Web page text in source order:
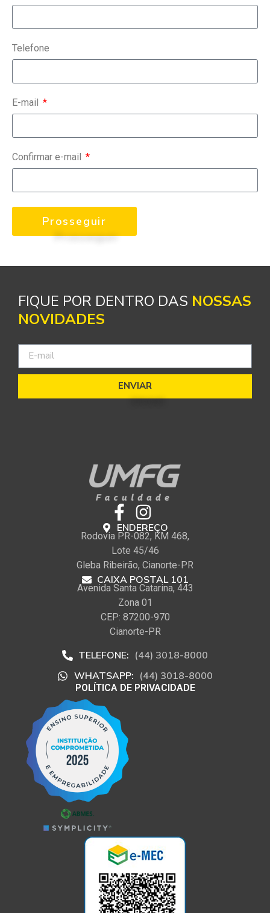
Telefone
E-mail
Confirmar e-mail
Prosseguir
FIQUE POR DENTRO DAS NOSSAS
NOVIDADES
ENVIAR
ENDEREÇO
Rodovia PR-082, KM 468,
Lote 45/46
Gleba Ribeirão, Cianorte-PR
CAIXA POSTAL 101
Avenida Santa Catarina, 443
Zona 01
CEP: 87200-970
Cianorte-PR
TELEFONE: (44) 3018-8000
WHATSAPP: (44) 3018-8000
POLÍTICA DE PRIVACIDADE